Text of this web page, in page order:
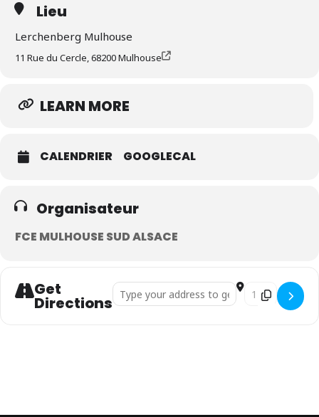
Lieu
Lerchenberg Mulhouse
11 Rue du Cercle, 68200 Mulhouse
LEARN MORE
CALENDRIER GOOGLECAL
Organisateur
FCE MULHOUSE SUD ALSACE
Get
Directions
Address - Masterclass Le Risque []
Destination